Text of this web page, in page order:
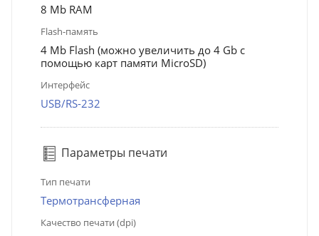
8 Mb RAM
Flash-память
4 Mb Flash (можно увеличить до 4 Gb с
помощью карт памяти MicroSD)
Интерфейс
USB/RS-232
Параметры печати
Тип печати
Термотрансферная
Качество печати (dpi)